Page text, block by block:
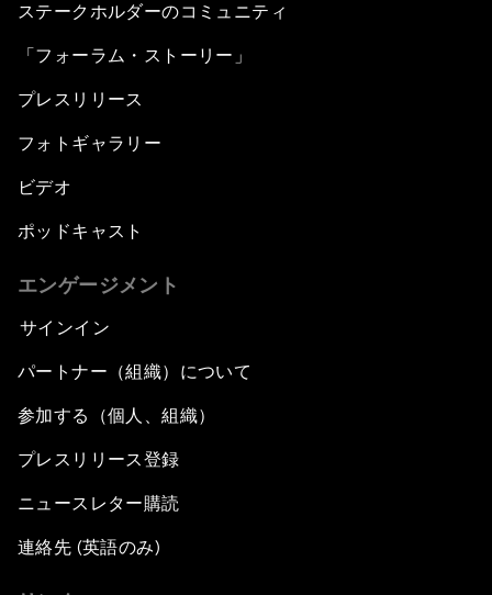
ステークホルダーのコミュニティ
「フォーラム・ストーリー」
プレスリリース
フォトギャラリー
ビデオ
ポッドキャスト
エンゲージメント
サインイン
パートナー（組織）について
参加する（個人、組織）
プレスリリース登録
ニュースレター購読
連絡先 (英語のみ)